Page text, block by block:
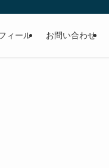
ィール お問い合わせ